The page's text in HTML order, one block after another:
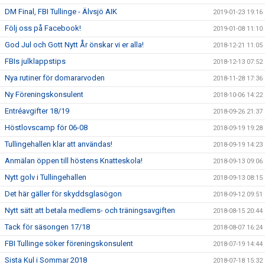
DM Final, FBI Tullinge - Älvsjö AIK 2019-01-23 19:16
Följ oss på Facebook! 2019-01-08 11:10
God Jul och Gott Nytt År önskar vi er alla! 2018-12-21 11:05
FBIs julklappstips 2018-12-13 07:52
Nya rutiner för domararvoden 2018-11-28 17:36
Ny Föreningskonsulent 2018-10-06 14:22
Entréavgifter 18/19 2018-09-26 21:37
Höstlovscamp för 06-08 2018-09-19 19:28
Tullingehallen klar att användas! 2018-09-19 14:23
Anmälan öppen till höstens Knatteskola! 2018-09-13 09:06
Nytt golv i Tullingehallen 2018-09-13 08:15
Det här gäller för skyddsglasögon 2018-09-12 09:51
Nytt sätt att betala medlems- och träningsavgiften 2018-08-15 20:44
Tack för säsongen 17/18 2018-08-07 16:24
FBI Tullinge söker föreningskonsulent 2018-07-19 14:44
Sista Kul i Sommar 2018 2018-07-18 15:32